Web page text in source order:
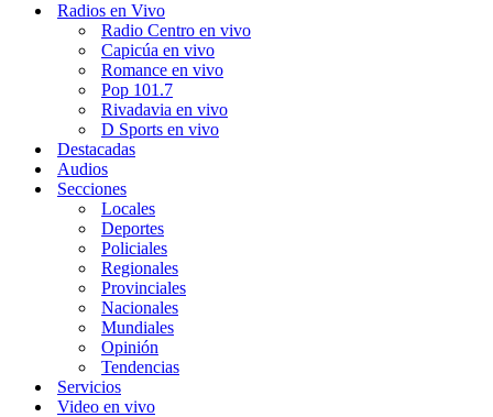
Radios en Vivo
Radio Centro en vivo
Capicúa en vivo
Romance en vivo
Pop 101.7
Rivadavia en vivo
D Sports en vivo
Destacadas
Audios
Secciones
Locales
Deportes
Policiales
Regionales
Provinciales
Nacionales
Mundiales
Opinión
Tendencias
Servicios
Video en vivo